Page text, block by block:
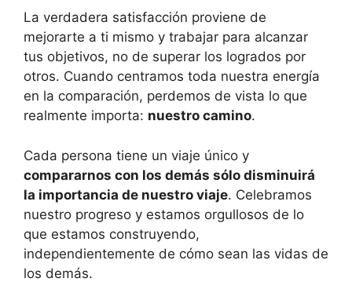
La verdadera satisfacción proviene de
mejorarte a ti mismo y trabajar para alcanzar
tus objetivos, no de superar los logrados por
otros. Cuando centramos toda nuestra energía
en la comparación, perdemos de vista lo que
realmente importa: nuestro camino.
Cada persona tiene un viaje único y
compararnos con los demás sólo disminuirá
la importancia de nuestro viaje. Celebramos
nuestro progreso y estamos orgullosos de lo
que estamos construyendo,
independientemente de cómo sean las vidas de
los demás.